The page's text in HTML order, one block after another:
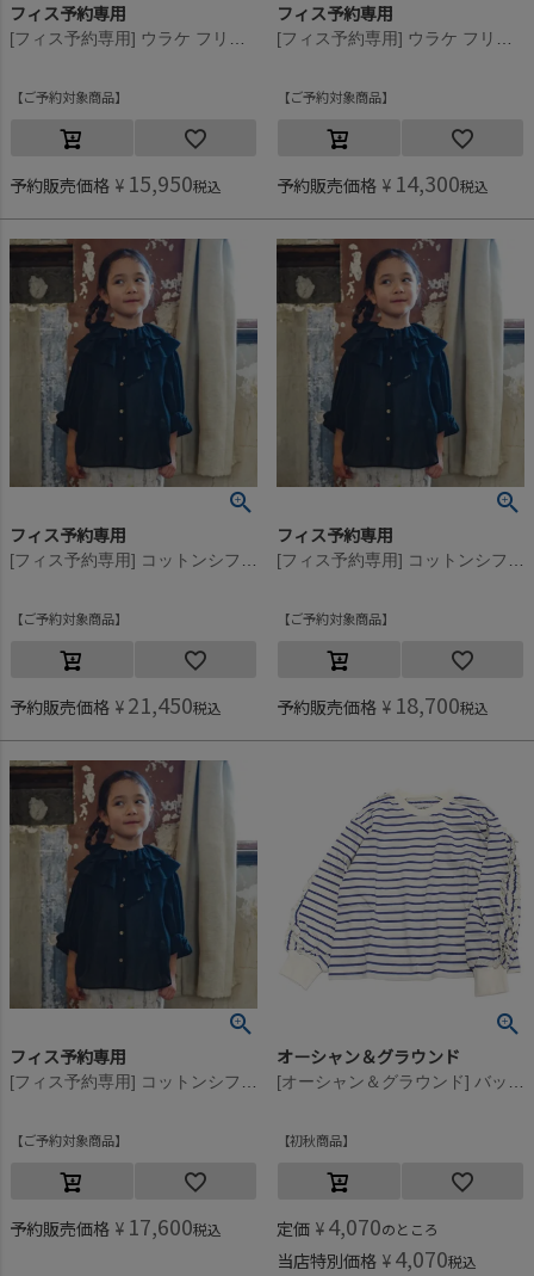
フィス予約専用
ご予約対象商品
予約販売価格 ¥ 15,950税込
フィス予約専用
ご予約対象商品
予約販売価格 ¥ 14,300税込
フィス予約専用
ご予約対象商品
予約販売価格 ¥ 21,450税込
フィス予約専用
ご予約対象商品
予約販売価格 ¥ 18,700税込
フィス予約専用
ご予約対象商品
予約販売価格 ¥ 17,600税込
オーシャン＆グラウンド
初秋商品
定価 ¥ 4,070のところ
当店特別価格 ¥ 4,070税込